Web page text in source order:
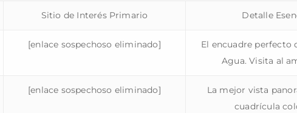
Sitio de Interés Primario Detalle
[enlace sospechoso eliminado]
El encuadre perfecto
Agua. Visita al
[enlace sospechoso eliminado]
La mejor vista
cuadrícula